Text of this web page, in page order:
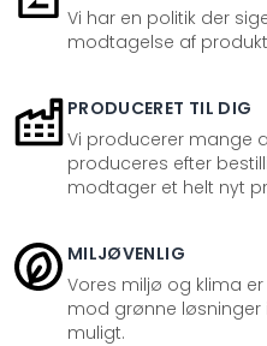
Vi har en politik der
modtagelse af
PRODUCERET TIL DIG
Vi producerer mange
produceres efter
modtager et helt nyt
MILJØVENLIG
Vores miljø og klima
mod grønne løsninger
muligt.